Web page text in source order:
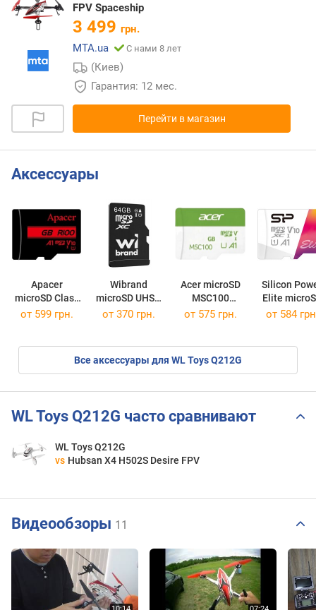
FPV Spaceship
3 499 грн.
MTA.ua
С нами 8 лет
(Киев)
Гарантия: 12 мес.
Перейти в магазин
Аксессуары
Apacer
microSD Class
10 UHS-I
Wibrand
microSD UHS-I
Class 10
Acer microSD
MSC100
microSDXC 64Gb
Silicon
Elite
UHS-I U1
от 599 грн. от 370 грн. от 575 грн. от 584
Все аксессуары для WL Toys Q212G
WL Toys Q212G часто сравнивают
WL Toys Q212G
vs Hubsan X4 H502S Desire FPV
Видеообзоры 11